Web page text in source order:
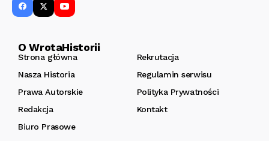
O WrotaHistorii
Strona główna
Rekrutacja
Nasza Historia
Regulamin serwisu
Prawa Autorskie
Polityka Prywatności
Redakcja
Kontakt
Biuro Prasowe